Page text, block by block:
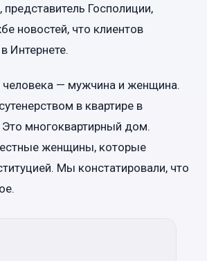
представитель Госполиции,
новостей, что клиентов
Интернете.
— мужчина и женщина.
в квартире в
Это многоквартирный дом.
женщины, которые
Мы констатировали, что